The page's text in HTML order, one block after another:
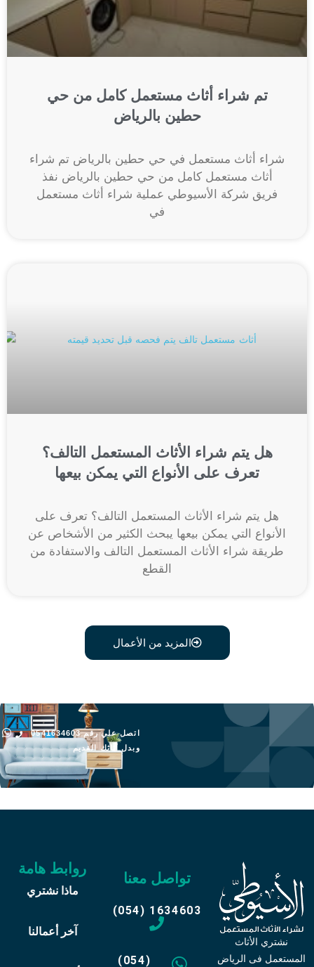
تم شراء أثاث مستعمل كامل من حي
حطين بالرياض
شراء أثاث مستعمل في حي حطين بالرياض تم شراء
أثاث مستعمل كامل من حي حطين بالرياض نفذ
فريق شركة الأسيوطي عملية شراء أثاث مستعمل
في
هل يتم شراء الأثاث المستعمل التالف؟
تعرف على الأنواع التي يمكن بيعها
هل يتم شراء الأثاث المستعمل التالف؟ تعرف على
الأنواع التي يمكن بيعها يبحث الكثير من الأشخاص عن
طريقة شراء الأثاث المستعمل التالف والاستفادة من
القطع
المزيد من الأعمال
اتصل علي رقم 0541634603
وبدل أثاثك القديم
روابط هامة
ماذا نشتري
آخر أعمالنا
تواصل معنا
(054) 1634603
(054)
نشتري الأثاث
المستعمل فى الرياض